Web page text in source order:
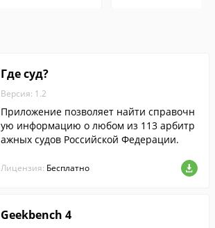
Где суд?
Версия: 1.2
Приложение позволяет найти справочн
ую информацию о любом из 113 арбитр
ажных судов Российской Федерации.
Лицензия: Бесплатно
Geekbench 4